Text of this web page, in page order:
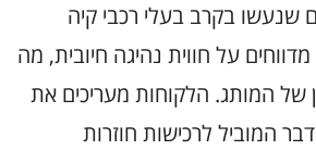
שנעשו בקרב בעלי רכבי קיה
על חווית נהיגה חיובית, מה
של המותג. הלקוחות מעריכים את
המוביל לרכישות חוזרות